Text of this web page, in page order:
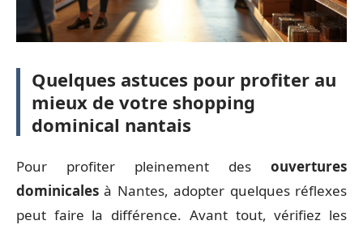
Quelques astuces pour profiter au
mieux de votre shopping
dominical nantais
Pour profiter pleinement des ouvertures
dominicales à Nantes, adopter quelques réflexes
peut faire la différence. Avant tout, vérifiez les